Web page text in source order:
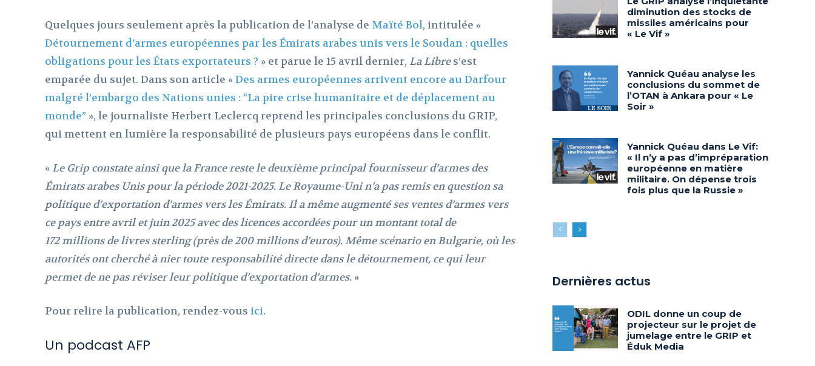
Quelques jours seulement après la publication de l’analyse de Maïté Bol, intitulée «
Détournement d’armes européennes par les Émirats arabes unis vers le Soudan : quelles
obligations pour les États exportateurs ? » et parue le 15 avril dernier, La Libres’est
emparée du sujet. Dans son article «Des armes européennes arrivent encore au Darfour
malgré l’embargo des Nations unies : “La pire crise humanitaire et de déplacement au
monde” », le journaliste Herbert Leclercq reprend les principales conclusions du GRIP,
qui mettent en lumière la responsabilité de plusieurs pays européens dans le conflit.
« Le Grip constate ainsi que la France reste le deuxième principal fournisseur d’armes des
Émirats arabes Unis pour la période 2021-2025. Le Royaume-Uni n’a pas remis en question sa
politique d’exportation d’armes vers les Émirats. Il a même augmenté ses ventes d’armes vers
ce pays entre avril et juin 2025 avec des licences accordées pour un montant total de
172 millions de livres sterling (près de 200 millions d’euros). Même scénario en Bulgarie, où les
autorités ont cherché à nier toute responsabilité directe dans le détournement, ce qui leur
permet de ne pas réviser leur politique d’exportation d’armes. »
Pour relire la publication, rendez-vous ici.
Un podcast AFP
diminution des stocks de
missiles américains pour
« Le Vif »
Yannick Quéau analyse les
conclusions du sommet de
l’OTAN à Ankara pour « Le
Soir »
Yannick Quéau dans Le Vif:
« Il n’y a pas d’impréparation
européenne en matière
militaire. On dépense trois
fois plus que la Russie »
Dernières actus
ODIL donne un coup de
projecteur sur le projet de
jumelage entre le GRIP et
Éduk Media